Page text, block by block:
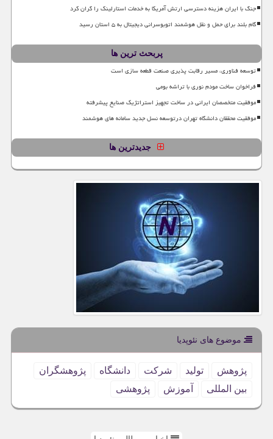
جنگ با ایران هزینه دسترسی ارتش آمریکا به خدمات استارلینک را گران کرد
گام بلند برای حمل و نقل هوشمند اتوبوسرانی دیجیتال به ۵ استان رسید
پربحث ترین ها
توسعه فناوری، مسیر رقابت پذیری صنعت قطعه سازی است
فراخوان ساخت مودم نوری با تراشه بومی
موفقیت متخصصان ایرانی در ساخت تجهیز استراتژیک صنایع پیشرفته
موفقیت محققان دانشگاه تهران درتوسعه نسل جدید سامانه های هوشمند
جدیدترین ها
موضوع های نئوپدیا
پژوهش تولید شركت دانشگاه
پژوهشگران
بین المللی
آموزش پژوهشی